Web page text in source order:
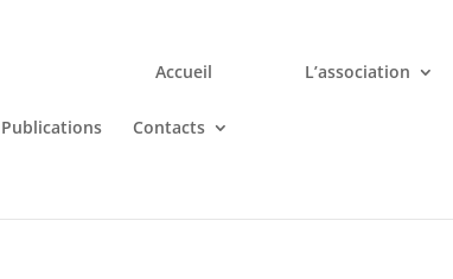
Accueil L’association
Publications Contacts
Jouez n’importe où et n’importe quand avec votre